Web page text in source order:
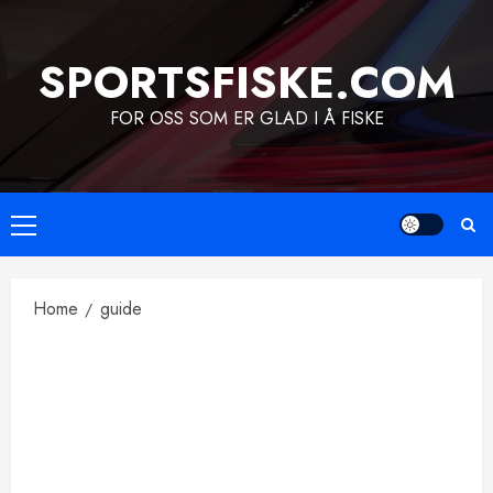
contentSPORTSFISKE.COM
FOR OSS SOM ER GLAD I Å FISKE
Primary
Menu
Home guide